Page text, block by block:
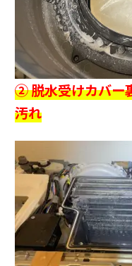
② 脱水受けカバー
汚れ